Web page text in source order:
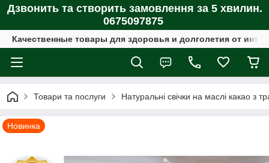
Дзвонить та створить замовлення за 5 хвилин.
0675097875
Качественные товары для здоровья и долголетия от
Товари та послуги Натуральні свічки на маслі какао з
Новинка